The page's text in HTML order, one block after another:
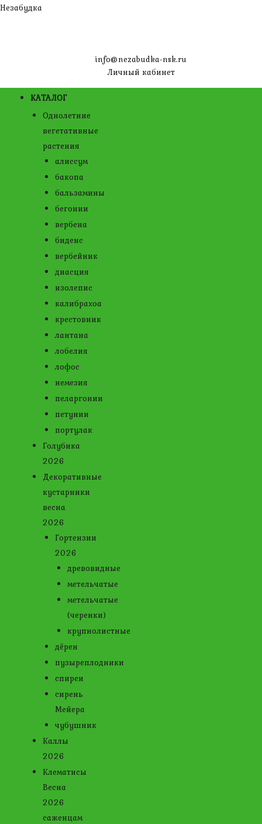
Перейти
Незабудка
info@nezabudka-nsk.ru
Личный кабинет
КАТАЛОГ
Однолетние
вегетативные
растения
алиссум
бакопа
бальзамины
бегонии
вербена
биденс
вербейник
диасция
изолепис
калибрахоа
крестовник
лантана
лобелия
лофос
немезия
пеларгонии
петунии
портулак
Голубика
2026
Декоративные
кустарники
весна
2026
Гортензии
2026
древовидные
метельчатые
метельчатые
(черенки)
крупнолистные
дёрен
пузыреплодники
спиреи
сирень
Мейера
чубушник
Каллы
2026
Клематисы
Весна
2026
саженцам